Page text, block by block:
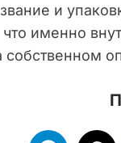
и
именно
собственном